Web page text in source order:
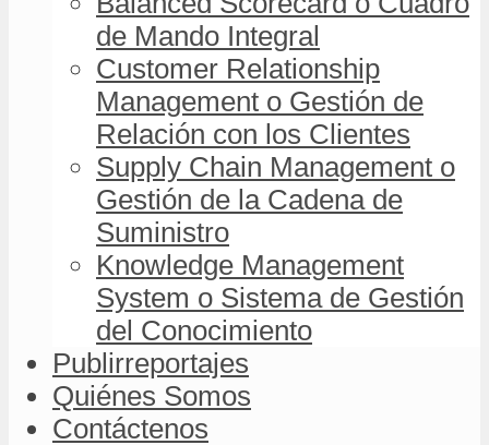
de Mando Integral
Customer Relationship
Management o Gestión de
Relación con los Clientes
Supply Chain Management o
Gestión de la Cadena de
Suministro
Knowledge Management
System o Sistema de Gestión
del Conocimiento
Publirreportajes
Quiénes Somos
Contáctenos